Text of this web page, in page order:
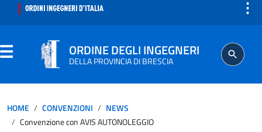
⋮
ORDINE DEGLI INGEGNERI
DELLA PROVINCIA DI BRESCIA
HOME CONVENZIONI
NEWS
Convenzione con AVIS AUTONOLEGGIO